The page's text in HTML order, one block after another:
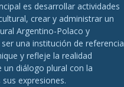
es desarrollar actividades
crear y administrar un
Argentino-Polaco y
una institución de referencia
y refleje la realidad
un diálogo plural con la
expresiones.